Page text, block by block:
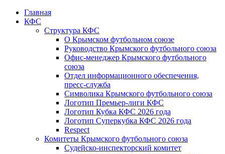
Главная
КФС
Структура КФС
О Крымском футбольном союзе
Руководство Крымского футбольного союза
Офис-менеджер Крымского футбольного
союза
Отдел информационного обеспечения,
пресс-служба
Символика Крымского футбольного союза
Логотип Премьер-лиги КФС
Логотип Кубка КФС 2026 года
Логотип Суперкубка КФС 2026 года
Respect
Комитеты Крымского футбольного союза
Судейско-инспекторский комитет